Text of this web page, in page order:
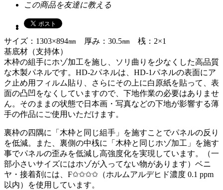
この商品を友達に教える
サイズ：1303×894㎜ 厚み：30.5㎜ 桟：2×1
基底材（支持体）
木枠の組手にホゾ加工を施し、ソリ曲りを少なくした高品質
な木製パネルです。HD-2パネルは、HD-1パネルの表面にア
ク止め用フィルム貼り、さらにその上に白原紙を貼って、表
面の凸凹をなくしていますので、下地作業の必要はありませ
ん。そのままの状態で日本画・写真などの下地が影響する薄
手の作品にご使用いただけます。
裏枠の四隅に「木枠と同じ組手」を施すことでパネルの反り
を低減。また、裏側の中桟に「木枠と同じホゾ加工」を施す
事でパネルの歪みを低減し高強度化を実現しています。（一
部小さいサイズにはホゾが入ってない物があります）ベニ
ヤ・接着剤には、F✩✩✩✩（ホルムアルデヒド濃度 0.1 ppm
以内）を使用しています。